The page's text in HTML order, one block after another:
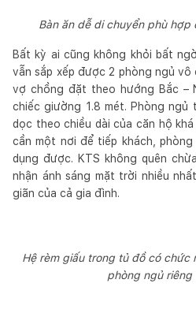
Bàn ăn dễ di chuyển phù
Bất kỳ ai cũng không khỏi bất
vẫn sắp xếp được 2 phòng ngủ vô
vợ chồng đặt theo hướng Bắc –
chiếc giường 1.8 mét. Phòng
dọc theo chiều dài của căn hộ
cần một nơi để tiếp khách,
dụng được. KTS không quên
nhận ánh sáng mặt trời nhiều
giãn của cả gia đình.
Hệ rèm giấu trong tủ đồ có chức
phòng ngủ riêng